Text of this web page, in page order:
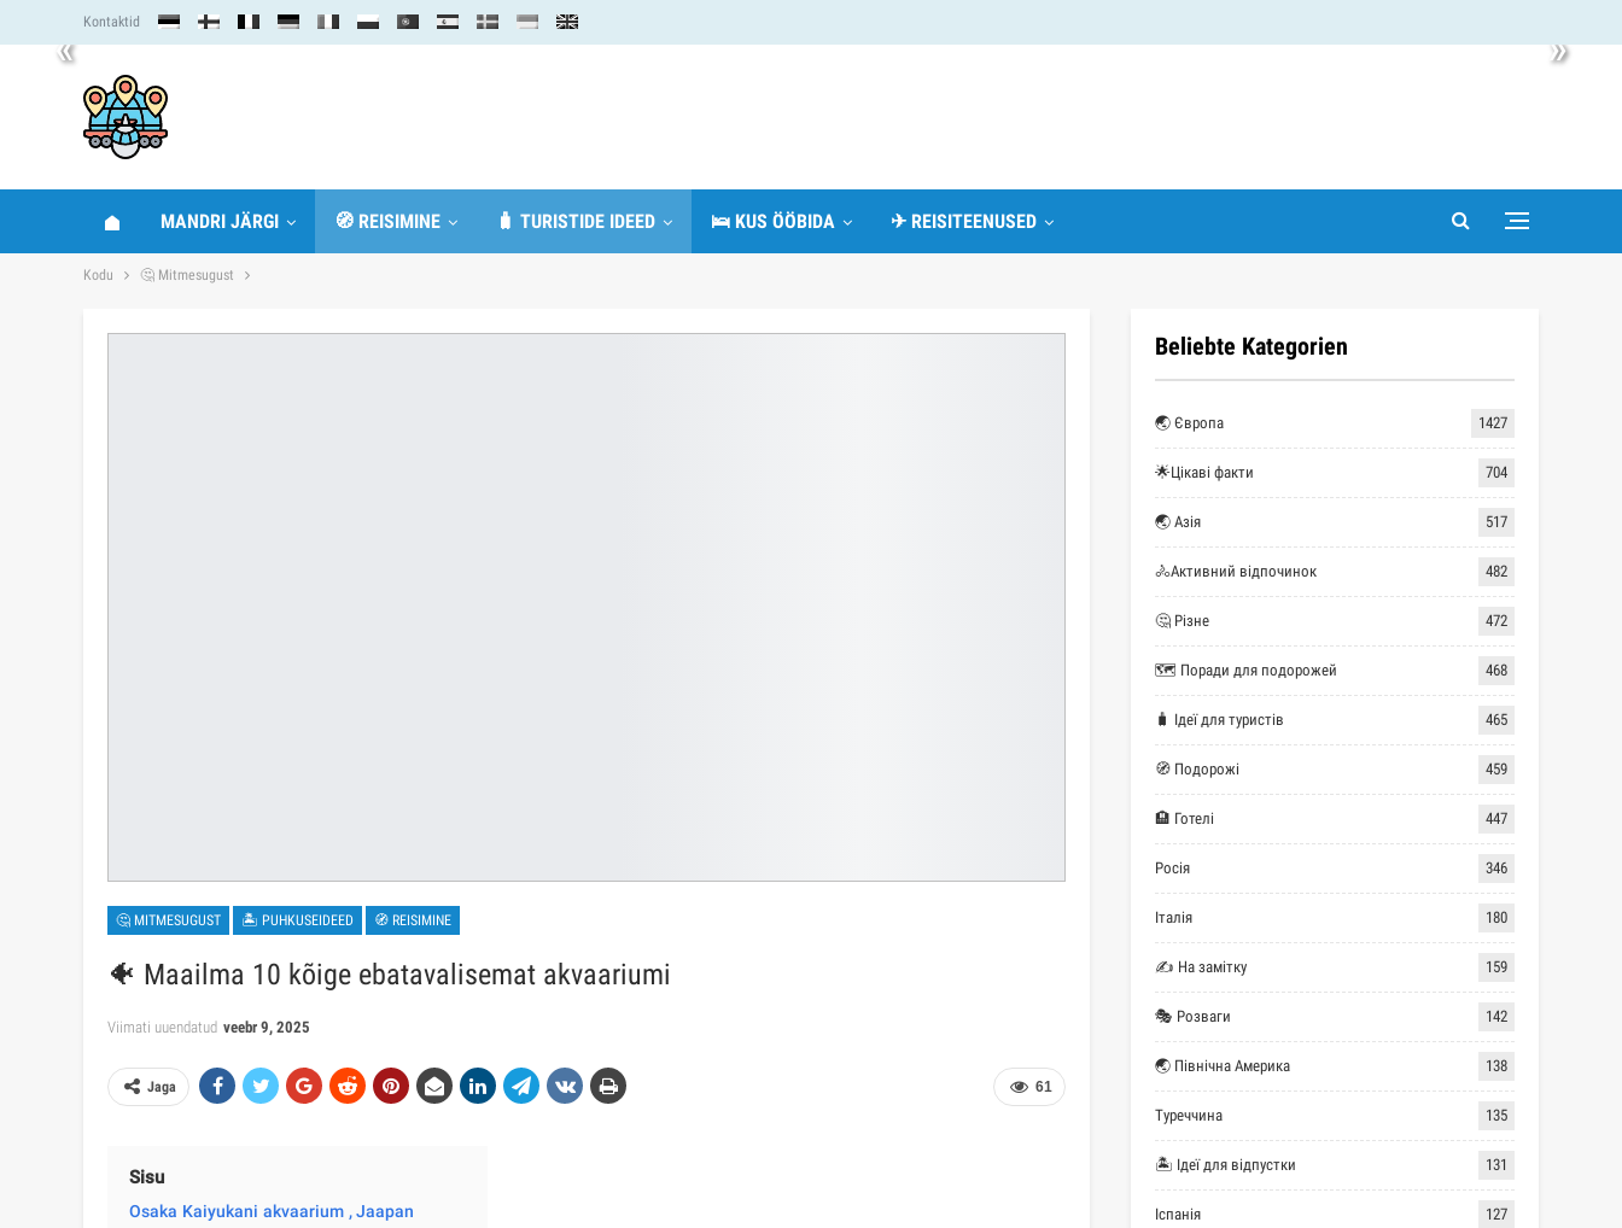
« »
Kontaktid
MANDRI JÄRGI 🧭 REISIMINE 🧳 TURISTIDE IDEED 🛌 KUS ÖÖBIDA ✈ REISITEENUSED
Kodu 🤔 Mitmesugust
🤔 MITMESUGUST 🏝 PUHKUSEIDEED 🧭 REISIMINE
🐠 Maailma 10 kõige ebatavalisemat akvaariumi
Viimati uuendatud veebr 9, 2025
61
Jaga
Sisu
Osaka Kaiyukani akvaarium , Jaapan
Beliebte Kategorien
🌏 Європа 1427
🌟Цікаві факти 704
🌏 Азія 517
🚴Активний відпочинок 482
🤔 Різне 472
🗺 Поради для подорожей 468
🧳 Ідеї для туристів 465
🧭 Подорожі 459
🏨 Готелі 447
Росія 346
Італія 180
✍ На замітку 159
🎭 Розваги 142
🌏 Північна Америка 138
Туреччина 135
🏝 Ідеї для відпустки 131
Іспанія 127